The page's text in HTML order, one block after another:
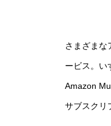
さまざまな
ービス。い
Amazon
サブスクリ